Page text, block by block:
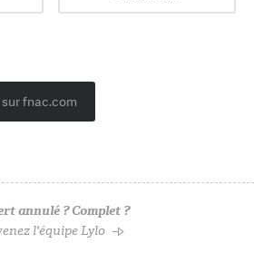
sur fnac.com
annulé ? Complet ?
l'équipe Lylo